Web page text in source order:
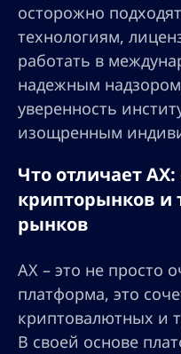
осторожно
технологиям,
работать в
надежным
уверенность
изощренным
Что отличает
крипторынков и
рынков
AX – это не просто
платформа, это
криптовалютных и
В своей основе